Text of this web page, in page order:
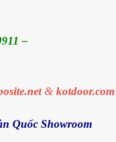
–
& kotdoor.com
Quốc Showroom